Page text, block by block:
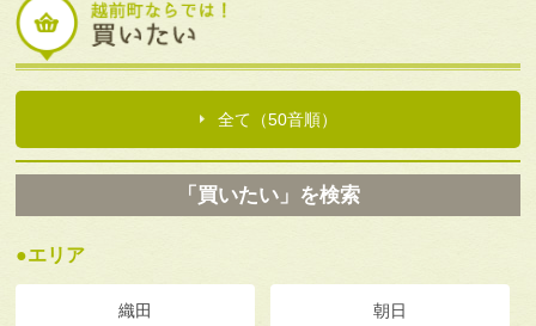
全て（50音順）
「買いたい」を検索
●エリア
織田 朝日